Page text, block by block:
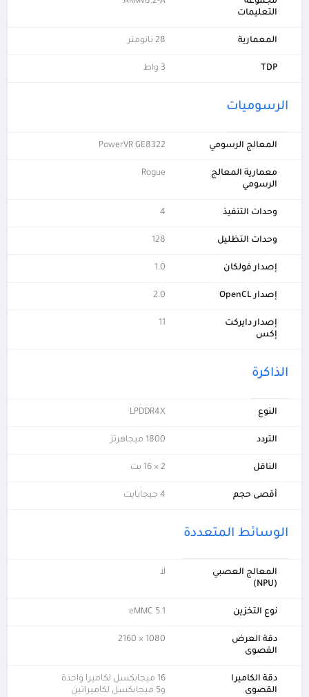
التعليمات
المعمارية 28 نانومتر
TDP 3 واط
الرسوميات
المعالج الرسومي PowerVR GE8322
معمارية المعالج
الرسومي
Rogue
وحدات التنفيذ 4
وحدات التظليل 128
إصدار فولكان 1.0
إصدار OpenCL 2.0
إصدار دايركت
إكس
11
الذاكرة
النوع LPDDR4X
التردد 1800 ميجاهرتز
الناقل 2 × 16 بت
أقصى حجم 4 جيجابايت
الوسائط المتعددة
المعالج العصبي
(NPU)
لا
نوع التخزين eMMC 5.1
دقة العرض
القصوى
1080 × 2160
دقة الكاميرا
القصوى
16 ميجابكسل لكاميرا واحدة
و5 ميجابكسل لكاميراتين